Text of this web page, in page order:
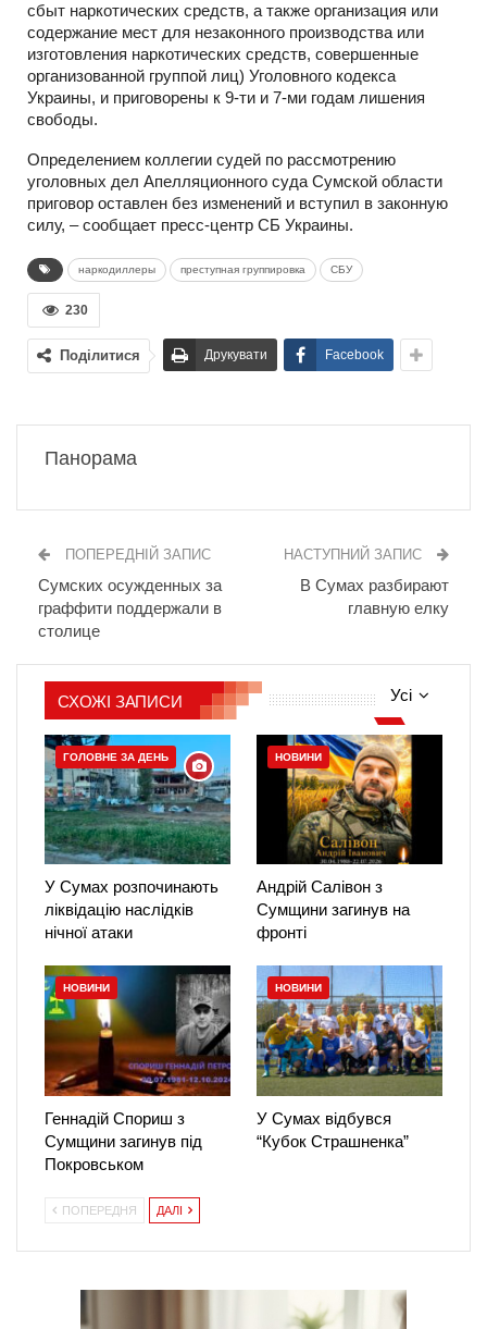
сбыт наркотических средств, а также организация или
содержание мест для незаконного производства или
изготовления наркотических средств, совершенные
организованной группой лиц) Уголовного кодекса
Украины, и приговорены к 9-ти и 7-ми годам лишения
свободы.
Определением коллегии судей по рассмотрению
уголовных дел Апелляционного суда Сумской области
приговор оставлен без изменений и вступил в законную
силу, – сообщает пресс-центр СБ Украины.
наркодиллеры преступная группировка СБУ
230
Поділитися Друкувати Facebook
Панорама
ПОПЕРЕДНІЙ ЗАПИС
Сумских осужденных за
граффити поддержали в
столице
НАСТУПНИЙ ЗАПИС
В Сумах разбирают
главную елку
Усі
СХОЖІ ЗАПИСИ
ГОЛОВНЕ ЗА ДЕНЬ
У Сумах розпочинають
ліквідацію наслідків
нічної атаки
НОВИНИ
Андрій Салівон з
Сумщини загинув на
фронті
НОВИНИ
Геннадій Спориш з
Сумщини загинув під
Покровськом
НОВИНИ
У Сумах відбувся
“Кубок Страшненка”
ПОПЕРЕДНЯ ДАЛІ